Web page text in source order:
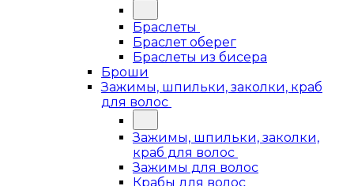
Браслеты
Браслет оберег
Браслеты из бисера
Броши
Зажимы, шпильки, заколки, краб
для волос
Зажимы, шпильки, заколки,
краб для волос
Зажимы для волос
Крабы для волос